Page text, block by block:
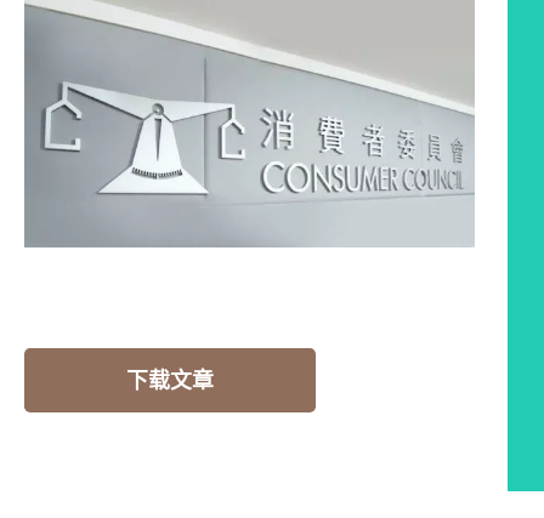
下载文章